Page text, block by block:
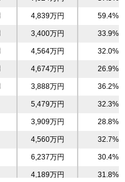
4,839万円 59.4%
3,400万円 33.9%
4,564万円 32.0%
4,674万円 26.9%
3,888万円 36.2%
5,479万円 32.3%
3,909万円 28.8%
4,560万円 32.7%
6,237万円 30.4%
4,189万円 31.8%